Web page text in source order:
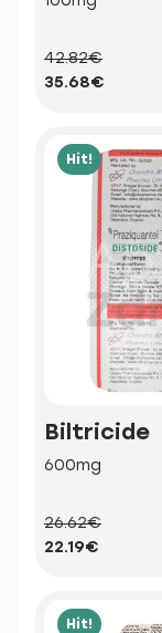
42.82€
35.68€
Hit!
Biltricide
600mg
26.62€
22.19€
Hit!